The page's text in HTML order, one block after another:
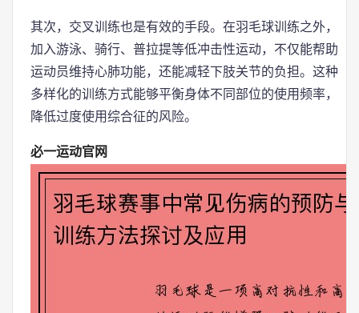
其次，交叉训练也是有效的手段。在羽毛球训练之外，
加入游泳、骑行、普拉提等低冲击性运动，不仅能帮助
运动员维持心肺功能，还能减轻下肢关节的负担。这种
多样化的训练方式能够平衡身体不同部位的使用频率，
降低过度使用综合征的风险。
必一运动官网